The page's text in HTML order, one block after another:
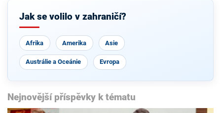
Jak se volilo v zahraničí?
Afrika Amerika Asie
Austrálie a Oceánie Evropa
Nejnovější příspěvky k tématu